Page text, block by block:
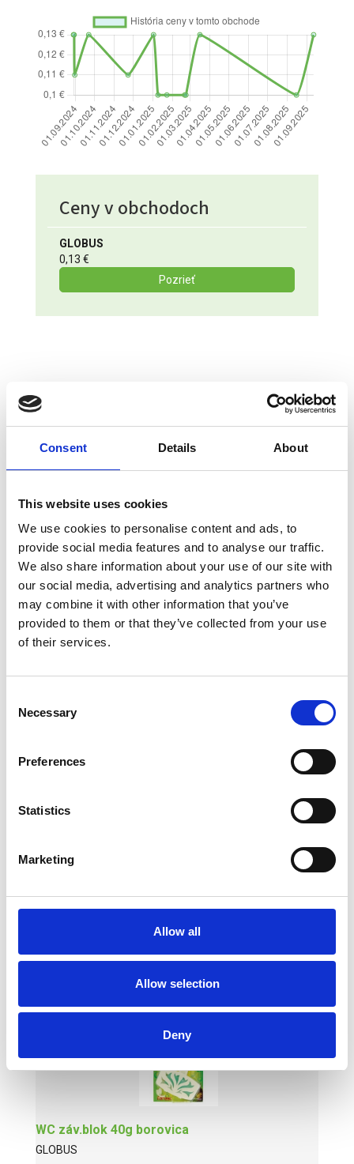
Consent Details About
This website uses cookies
We use cookies to personalise content and ads, to
provide social media features and to analyse our traffic.
We also share information about your use of our site with
our social media, advertising and analytics partners who
may combine it with other information that you’ve
provided to them or that they’ve collected from your use
of their services.
Selection
Necessary
Preferences
Statistics
Marketing
Allow all
Allow selection
Deny
Ceny v obchodoch
GLOBUS
0,13 €
Pozrieť
WC Vonná mriežka do pisoára
GLOBUS
1,17 € s DPH
Z.p.Signal Fam.125ml Dai.White
GLOBUS
WC záv.blok 40g borovica
GLOBUS